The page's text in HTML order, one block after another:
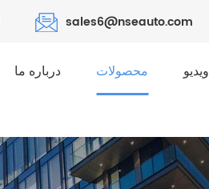
sales6@nseauto.com
درباره ما محصولات ویدیو